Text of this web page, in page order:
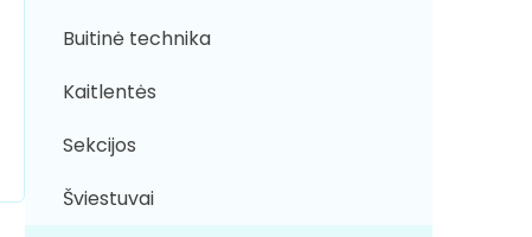
Buitinė technika
Kaitlentės
Sekcijos
Šviestuvai